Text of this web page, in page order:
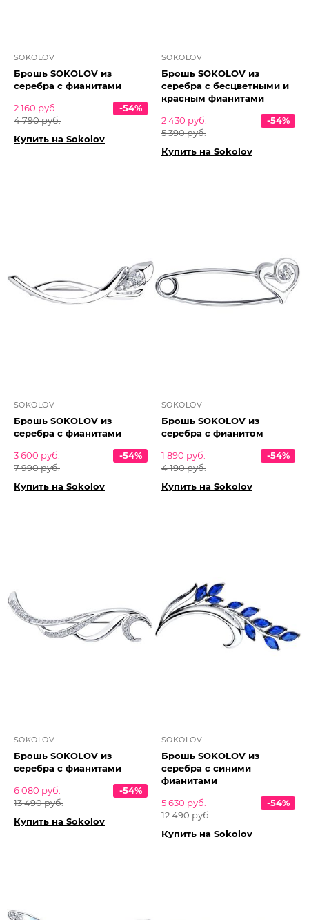
SOKOLOV
Брошь SOKOLOV из
серебра с фианитами
2 160 руб.
4 790 руб.
-54%
Купить на Sokolov
SOKOLOV
Брошь SOKOLOV из
серебра с бесцветными и
красным фианитами
2 430 руб.
5 390 руб.
-54%
Купить на Sokolov
SOKOLOV
Брошь SOKOLOV из
серебра с фианитами
3 600 руб.
7 990 руб.
-54%
Купить на Sokolov
SOKOLOV
Брошь SOKOLOV из
серебра с фианитом
1 890 руб.
4 190 руб.
-54%
Купить на Sokolov
SOKOLOV
Брошь SOKOLOV из
серебра с фианитами
6 080 руб.
13 490 руб.
-54%
Купить на Sokolov
SOKOLOV
Брошь SOKOLOV из
серебра с синими
фианитами
5 630 руб.
12 490 руб.
-54%
Купить на Sokolov